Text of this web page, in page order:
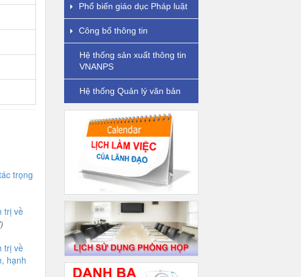
trọng
trị về
trị về
hạnh
Phổ biến giáo dục Pháp luật
Công bố thông tin
Hệ thống sản xuất thông tin
VNANPS
Hệ thống Quản lý văn bản